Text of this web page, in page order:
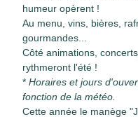
humeur opèrent !
Au menu, vins, bières,
gourmandes...
Côté animations,
rythmeront l'été !
* Horaires et jours
fonction de la météo.
Cette année le manège "